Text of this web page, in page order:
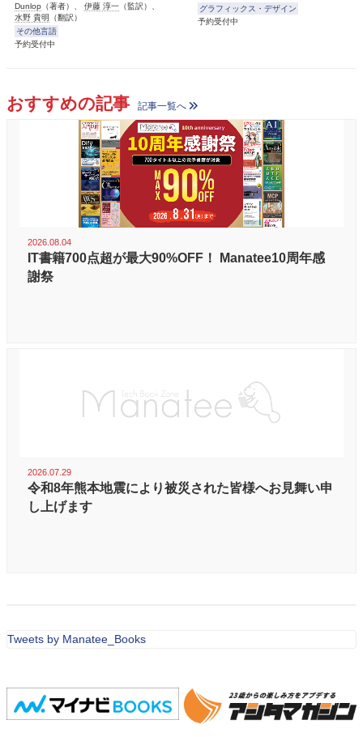
Dunlop （著者）、 伊藤 淳一 （監訳）、
水野 貴明 （翻訳）
その他言語
予約受付中
グラフィックス・デザイン
予約受付中
おすすめの記事 記事一覧へ
2026.08.04
IT書籍700点超が最大90%OFF！ Manatee10周年感
謝祭
2026.07.29
令和8年熊本地震により被災された皆様へお見舞い申
し上げます
Tweets by Manatee_Books